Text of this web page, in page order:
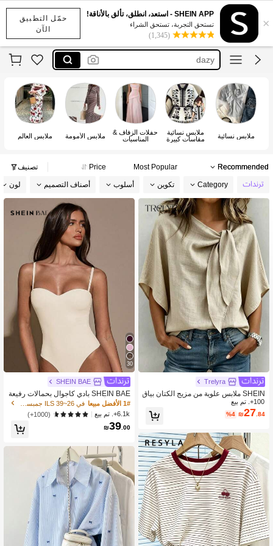
حمّل التطبيق
الآن
×
SHEIN APP - استعد، انطلق، تألق بالأناقة!
تستحق التجربة، تستحق الشراء
(1,345)
maija
motf
dazy
anewsta
maija
motf
ملابس نسائية
ملابس نسائية
مقاسات كبيرة
حفلات الزفاف &
المناسبات
ملابس الأمومة ملابس العالم
Recommended
Most Popular
Price تصنيف
Category تكوين أسلوب أصناف التصميم لون
Trelyra
SHEIN ملابس علوية من مزيج الكتان بياق
ة V وربطة وأكمام خفاشية، ملابس علوية
ريفية بأسلوب كوتج كور، ملابس علوية عم
ل كاجوال للتنقل، مناسب للهالوين والمه
100+. تم بيع
₪27 .84
%4
30
SHEIN BAE
SHEIN BAE بادي كاجوال بحمالات رفيعة
باللون الأحادي للنساء، صيفي
1# الأفضل مبيعا
6.1k+. تم بيع
(1000+)
₪39.00